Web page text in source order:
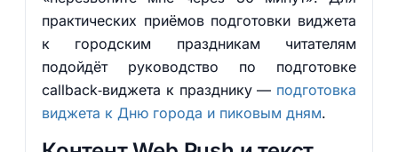
практических приёмов подготовки виджета
к городским праздникам читателям
подойдёт руководство по подготовке
callback‑виджета к празднику — подготовка
виджета к Дню города и пиковым дням.